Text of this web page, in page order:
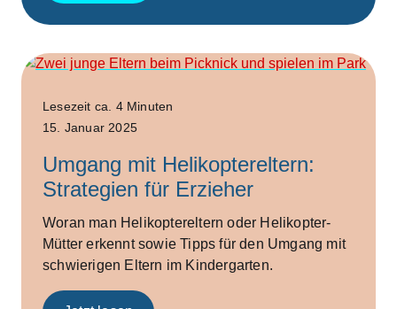
Lesezeit ca. 4 Minuten
15. Januar 2025
Umgang mit Helikoptereltern:
Strategien für Erzieher
Woran man Helikoptereltern oder Helikopter-
Mütter erkennt sowie Tipps für den Umgang mit
schwierigen Eltern im Kindergarten.